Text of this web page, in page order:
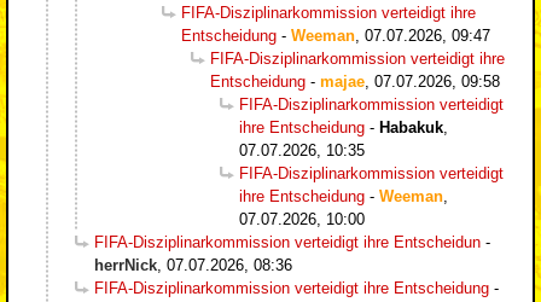
FIFA-Disziplinarkommission verteidigt ihre
Entscheidung - Weeman 07.07.2026, 09:47
FIFA-Disziplinarkommission verteidigt ihre
Entscheidung - majae 07.07.2026, 09:58
FIFA-Disziplinarkommission verteidigt
ihre Entscheidung - Habakuk
07.07.2026, 10:35
FIFA-Disziplinarkommission verteidigt
ihre Entscheidung - Weeman
07.07.2026, 10:00
FIFA-Disziplinarkommission verteidigt ihre Entscheidun -
herrNick 07.07.2026, 08:36
FIFA-Disziplinarkommission verteidigt ihre Entscheidung -